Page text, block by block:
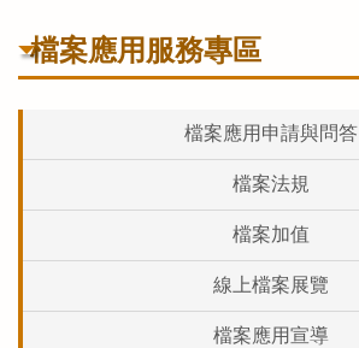
檔案應用服務專區
檔案應用申請與問答
檔案法規
檔案加值
線上檔案展覽
檔案應用宣導